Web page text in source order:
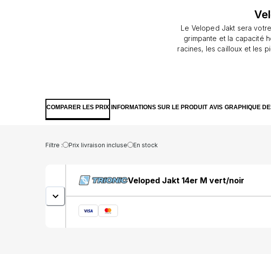
Le Veloped Jakt sera
grimpante et la capacité
racines, les cailloux et les
COMPARER LES PRIX INFORMATIONS SUR LE PRODUIT AVIS GRAPHIQUE
Filtre : Prix livraison incluse En stock
Veloped Jakt 14er M vert/noir